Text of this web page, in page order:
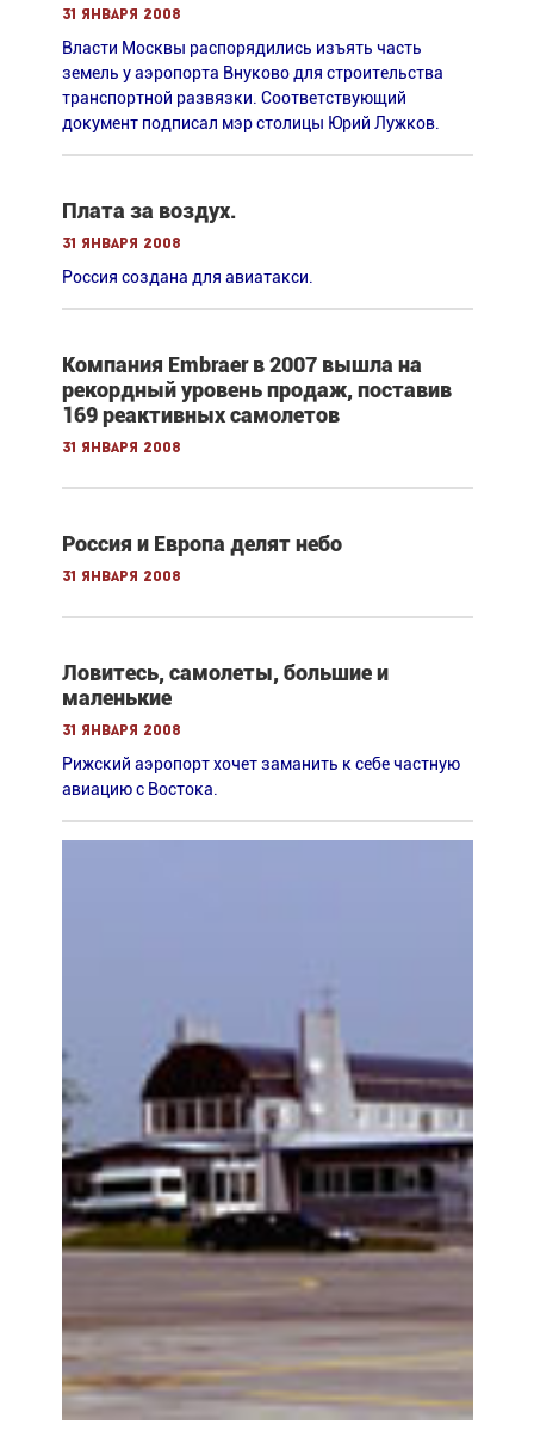
31 января 2008
Власти Москвы распорядились изъять часть
земель у аэропорта Внуково для строительства
транспортной развязки. Cоответствующий
документ подписал мэр столицы Юрий Лужков.
Плата за воздух.
31 января 2008
Россия создана для авиатакси.
Компания Embraer в 2007 вышла на
рекордный уровень продаж, поставив
169 реактивных самолетов
31 января 2008
Россия и Европа делят небо
31 января 2008
Ловитесь, самолеты, большие и
маленькие
31 января 2008
Рижский аэропорт хочет заманить к себе частную
авиацию с Востока.